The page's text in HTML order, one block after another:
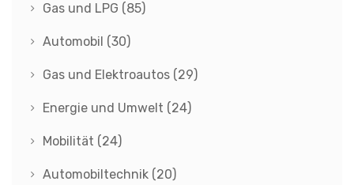
Gas und LPG (85)
Automobil (30)
Gas und Elektroautos (29)
Energie und Umwelt (24)
Mobilität (24)
Automobiltechnik (20)